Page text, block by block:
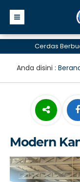
Cerdas Berbudi
telah menerima
Anda disini :
Modern